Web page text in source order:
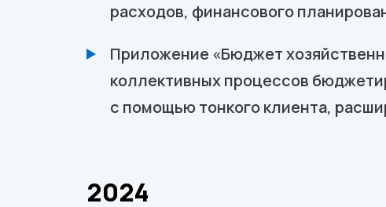
расходов, финансового
Приложение «Бюджет
коллективных процессов
с помощью тонкого клиента,
2024